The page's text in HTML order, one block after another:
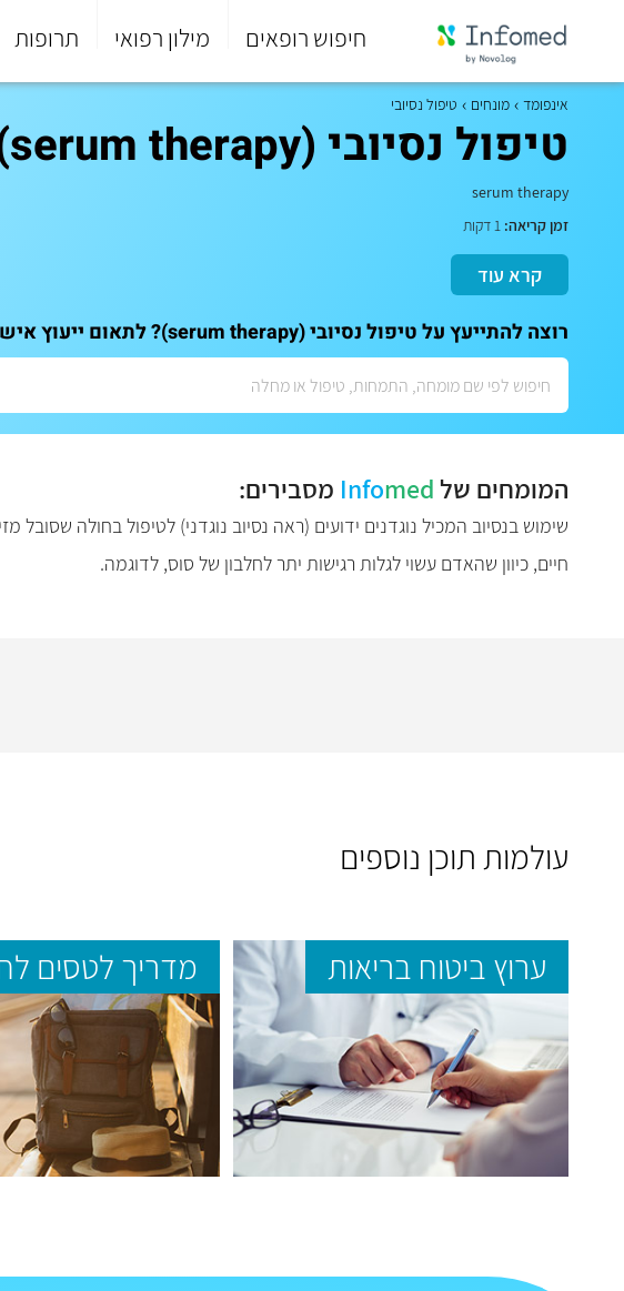
חיפוש רופאים מילון רפואי תרופות
סוף
אינפומד מונחים טיפול נסיובי
טיפול נסיובי (serum therapy)
serum therapy
זמן קריאה:
קרא עוד
רוצה להתייעץ על טיפול נסיובי (serum therapy)? לתאום ייעוץ אישי עם המומחים שלנו:
המומחים של Infomed מסבירים:
שימוש בנסיוב המכיל נוגדנים ידועים (ראה נסיוב נוגדני) לטיפול בחולה
חיים, כיוון שהאדם עשוי לגלות רגישות יתר לחלבון של סוס, לדוגמה.
עולמות תוכן נוספים
ערוץ ביטוח בריאות מדריך לטסים